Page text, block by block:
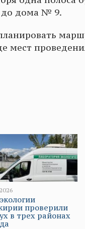
до дома № 9.
мест
проверили
в трех районах